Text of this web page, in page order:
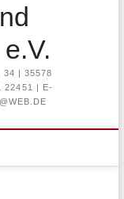
34 | 35578
22451 | E-